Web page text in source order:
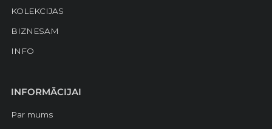
KOLEKCIJAS
BIZNESAM
INFO
INFORMĀCIJAI
Par mums